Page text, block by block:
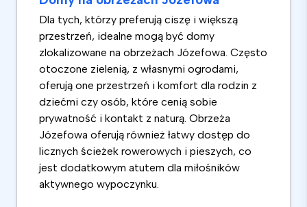
Dla tych, którzy preferują ciszę i większą
przestrzeń, idealne mogą być domy
zlokalizowane na obrzeżach Józefowa. Często
otoczone zielenią, z własnymi ogrodami,
oferują one przestrzeń i komfort dla rodzin z
dziećmi czy osób, które cenią sobie
prywatność i kontakt z naturą. Obrzeża
Józefowa oferują również łatwy dostęp do
licznych ścieżek rowerowych i pieszych, co
jest dodatkowym atutem dla miłośników
aktywnego wypoczynku.